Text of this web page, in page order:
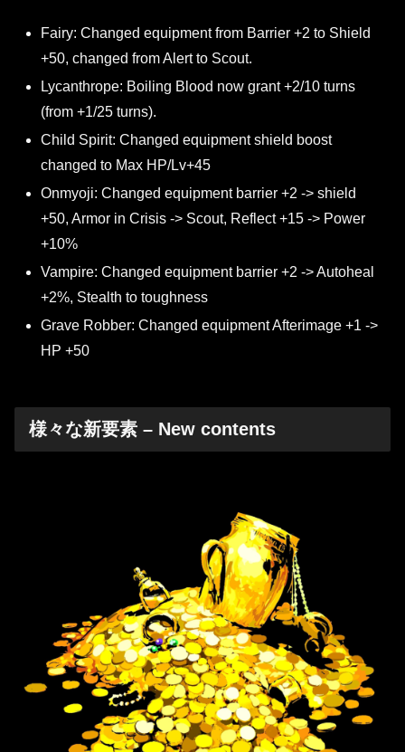
Fairy: Changed equipment from Barrier +2 to Shield
+50, changed from Alert to Scout.
Lycanthrope: Boiling Blood now grant +2/10 turns
(from +1/25 turns).
Child Spirit: Changed equipment shield boost
changed to Max HP/Lv+45
Onmyoji: Changed equipment barrier +2 -> shield
+50, Armor in Crisis -> Scout, Reflect +15 -> Power
+10%
Vampire: Changed equipment barrier +2 -> Autoheal
+2%, Stealth to toughness
Grave Robber: Changed equipment Afterimage +1 ->
HP +50
様々な新要素 – New contents